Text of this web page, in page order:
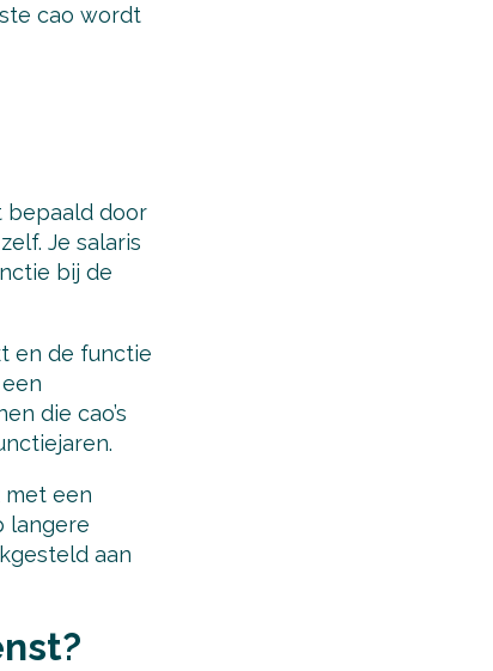
cao wordt
bepaald door
Je salaris
bij de
en de functie
die cao’s
met een
langere
aan